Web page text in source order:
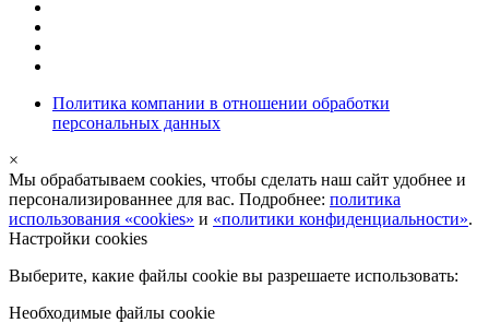
Политика компании в отношении обработки
персональных данных
×
Мы обрабатываем cookies, чтобы сделать наш сайт удобнее и
персонализированнее для вас. Подробнее: политика
использования «cookies» и «политики конфиденциальности».
Настройки cookies
Выберите, какие файлы cookie вы разрешаете использовать:
Необходимые файлы cookie